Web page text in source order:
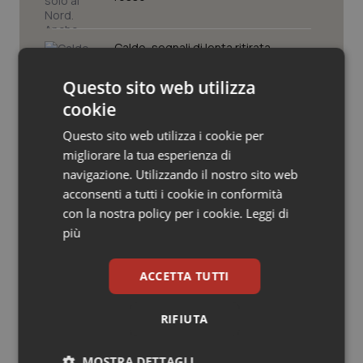
Veneto
Oncoematologia
Oncologia & Nutrizione
Psoriasi & pelle
Quotidiano Cardiologia
Quotidiano Chirurgia
Quotidiano Oncologia
Quotidiano Pediatria
Caldo, segnali di lenta ritirata
19
alla salute della mammella: accordo
quadro da 48 milioni per tecnologie e
Breast Unit
AI Act, in vigore gli obblighi di
trasparenza: cosa cambia per sanità
Gold
Questo sito web utilizza
cookie
Questo sito web utilizza i cookie per
migliorare la tua esperienza di
navigazione. Utilizzando il nostro sito web
acconsenti a tutti i cookie in conformità
con la nostra policy per i cookie. Leggi di
più
ACCETTA TUTTI
RIFIUTA